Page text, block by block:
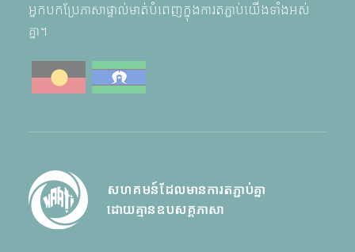
អ្នកបកប្រែភាសាផ្ទាល់មាត់បំពេញក្នុងការតភ្ជាប់យើងទាំងអស់
គ្នា។
សហគមន៍ដែលមានការតភ្ជាប់គ្នា
ដោយគ្មានឧបសគ្គភាសា